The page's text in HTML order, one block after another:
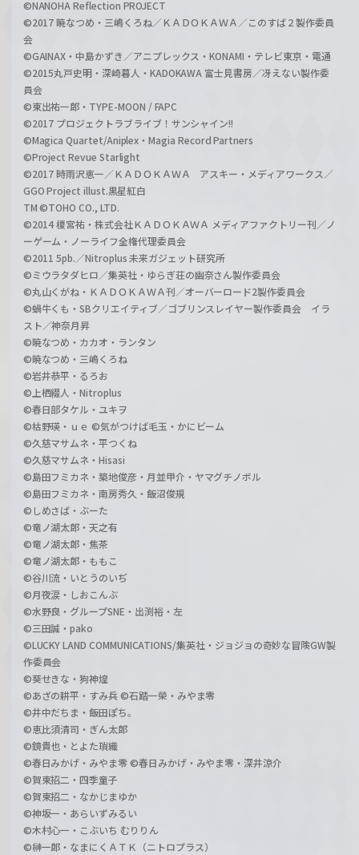
©NANOHA Reflection PROJECT
©2017 暁なつめ・三嶋くろね／ＫＡＤＯＫＡＷＡ／このすば２製作委員
会
©GAINAX・中島かずき／アニプレックス・KONAMI・テレビ東京・電通
©2015丸戸史明・深崎暮人・KADOKAWA 富士見書房／冴えない製作委
員会
©東出祐一郎・TYPE-MOON / FAPC
©2017 プロジェクトラブライブ！サンシャイン!!
©Magica Quartet/Aniplex・Magia Record Partners
©Project Revue Starlight
©2017 時雨沢恵一／ＫＡＤＯＫＡＷＡ アスキー・メディアワークス／
GGO Project illust.黒星紅白
TM ©TOHO CO., LTD.
©2014 榎宮祐・株式会社ＫＡＤＯＫＡＷＡ メディアファクトリー刊／ノ
ーゲーム・ノーライフ全権代理委員会
©2011 5pb.／Nitroplus 未来ガジェット研究所
©ミウラタダヒロ／集英社・ゆらぎ荘の幽奈さん製作委員会
©丸山くがね・ＫＡＤＯＫＡＷＡ刊／オーバーロード2製作委員会
©蝸牛くも・SBクリエイティブ／ゴブリンスレイヤー製作委員会 イラ
スト／神奈月昇
©暁なつめ・カカオ・ランタン
©暁なつめ・三嶋くろね
©岩井恭平・るろお
©上栖綴人・Nitroplus
©春日部タケル・ユキヲ
©枯野瑛・ｕｅ ©気がつけば毛玉・かにビーム
©久慈マサムネ・平つくね
©久慈マサムネ・Hisasi
©島田フミカネ・築地俊彦・月並甲介・ヤマグチノボル
©島田フミカネ・南房秀久・飯沼俊規
©しめさば・ぶーた
©竜ノ湖太郎・天之有
©竜ノ湖太郎・焦茶
©竜ノ湖太郎・ももこ
©谷川流・いとうのいぢ
©月夜涙・しおこんぶ
©水野良・グループSNE・出渕裕・左
©三田誠・pako
©LUCKY LAND COMMUNICATIONS/集英社・ジョジョの奇妙な冒険GW製
作委員会
©葵せきな・狗神煌
©あざの耕平・すみ兵 ©石踏一榮・みやま零
©井中だちま・飯田ぽち。
©恵比須清司・ぎん太郎
©鏡貴也・とよた瑣織
©春日みかげ・みやま零 ©春日みかげ・みやま零・深井涼介
©賀東招二・四季童子
©賀東招二・なかじまゆか
©神坂一・あらいずみるい
©木村心一・こぶいち むりりん
©榊一郎・なまにくＡＴＫ（ニトロプラス）